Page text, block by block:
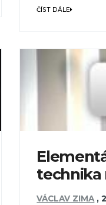
ČÍST DÁLE
technika
VÁCLAV ZIMA ,